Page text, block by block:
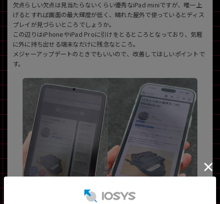
欠点らしい欠点は見当たらないくらい優秀なiPad miniですが、唯一上
げるとすれば画面の最大輝度が低く、晴れた屋外で使っているとディス
プレイが見づらいところでしょうか。
この辺りはiPhoneやiPad Proに引けをとるところとなっており、気軽
に外に持ち出せる端末なだけに残念なところ。
メジャーアップデートのときでもいいので、改善してほしいポイントで
す。